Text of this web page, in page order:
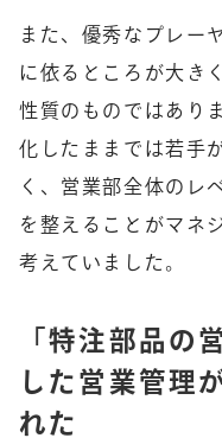
また、優秀なプレー
に依るところが大き
性質のものではあり
化したままでは若手
く、営業部全体のレ
を整えることがマネ
考えていました。
「特注部品の
した営業管理
れた